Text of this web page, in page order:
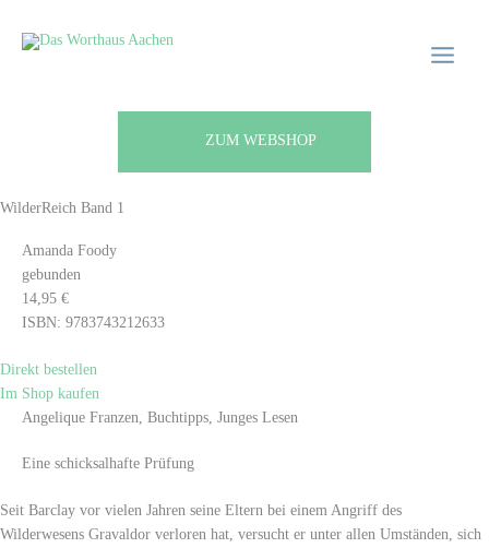
Inhalt
Menu
ZUM WEBSHOP
WilderReich Band 1
Amanda Foody
gebunden
14,95 €
ISBN: 9783743212633
Direkt bestellen
Im Shop kaufen
Angelique Franzen, Buchtipps, Junges Lesen
Eine schicksalhafte Prüfung
Seit Barclay vor vielen Jahren seine Eltern bei einem Angriff des
Wilderwesens Gravaldor verloren hat, versucht er unter allen Umständen, sich
Menu